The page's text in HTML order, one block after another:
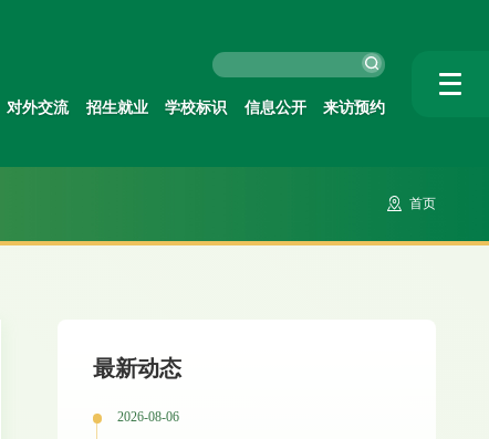
对外交流 招生就业 学校标识 信息公开 来访预约
首页
最新动态
2026-08-06